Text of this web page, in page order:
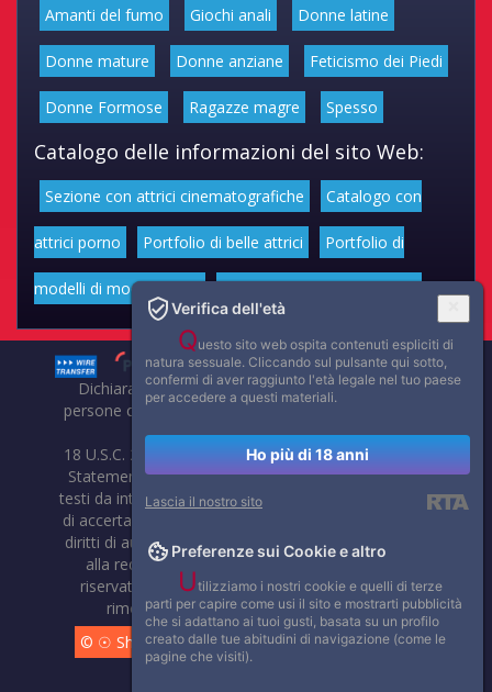
Amanti del fumo Giochi anali Donne latine
Donne mature Donne anziane Feticismo dei Piedi
Donne Formose Ragazze magre Spesso
Catalogo delle informazioni del sito Web:
Sezione con attrici cinematografiche Catalogo con
attrici porno Portfolio di belle attrici Portfolio di
modelli di moda volgari
Dichiarazione di non responsabilità: tutti i membri e le
persone che compaiono su questo sito hanno almeno 18
anni.
18 U.S.C. 2257 Record-Keeping Requirements Compliance
Statement. Affaritaliani, prima di pubblicare foto, video o
testi da internet, compie tutte le opportune verifiche al fine
di accertarne il libero regime di circolazione e non violare i
diritti di autore o altri diritti esclusivi di terzi. Per segnalare
alla redazione eventuali errori nell'uso del materiale
riservato, scriveteci: provvederemo prontamente alla
rimozione del materiale lesivo di diritti di terzi.
© ☉ Show di Sesso VivoCam. 2014 - 2026. Tutti i diritti
Verifica dell'età
Questo sito web ospita contenuti espliciti di
natura sessuale. Cliccando sul pulsante qui sotto,
confermi di aver raggiunto l'età legale nel tuo paese
per accedere a questi materiali.
Ho più di 18 anni
Lascia il nostro sito
Preferenze sui Cookie e altro
Utilizziamo i nostri cookie e quelli di terze
parti per capire come usi il sito e mostrarti pubblicità
che si adattano ai tuoi gusti, basata su un profilo
creato dalle tue abitudini di navigazione (come le
pagine che visiti).